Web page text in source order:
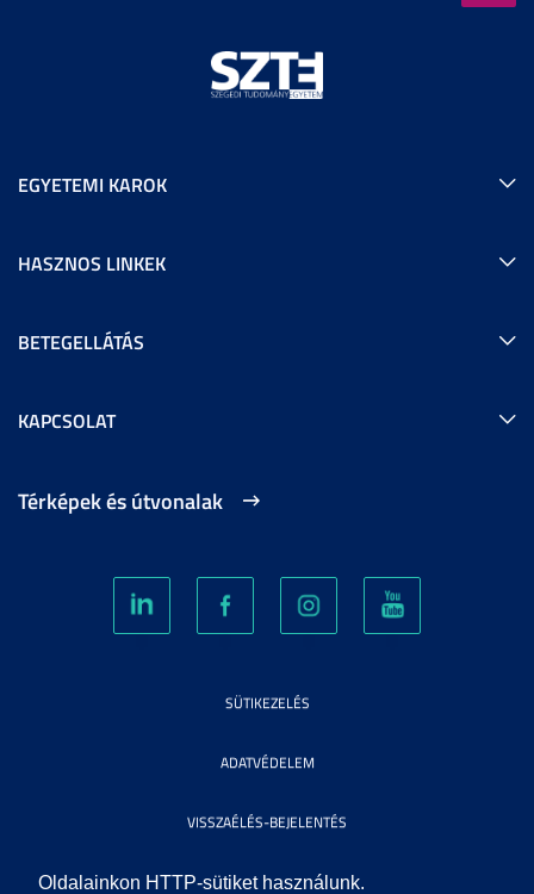
Oldalainkon HTTP-sütiket használunk.
EGYETEMI KAROK
HASZNOS LINKEK
BETEGELLÁTÁS
KAPCSOLAT
Térképek és útvonalak
SÜTIKEZELÉS
ADATVÉDELEM
VISSZAÉLÉS-BEJELENTÉS
KÖZÉRDEKŰ ADATOK